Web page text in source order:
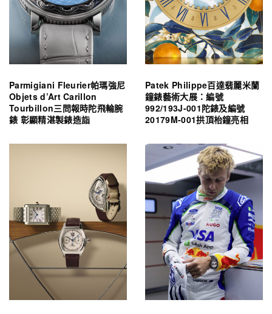
Parmigiani Fleurier帕瑪強尼
Objets d’Art Carillon
Tourbillon三問報時陀飛輪腕
錶 彰顯精湛製錶造詣
Patek Philippe百達翡麗米蘭
鐘錶藝術大展：編號
992/193J-001陀錶及編號
20179M-001拱頂枱鐘亮相